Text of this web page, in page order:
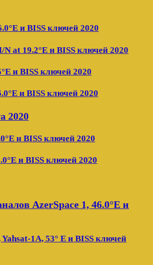
и BISS ключей 2020
at 19.2°E и BISS ключей 2020
и BISS ключей 2020
и BISS ключей 2020
2020
и BISS ключей 2020
и BISS ключей 2020
AzerSpace 1, 46.0°E и
1A, 53° E и BISS ключей